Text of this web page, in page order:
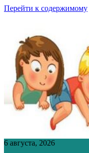
Перейти к содержимому
6 августа, 2026